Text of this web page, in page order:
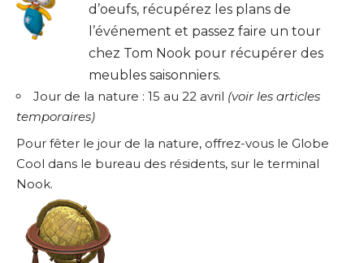
d’oeufs, récupérez les plans de
l’événement et passez faire un tour
chez Tom Nook pour récupérer des
meubles saisonniers.
Jour de la nature : 15 au 22 avril (voir les articles
temporaires)
Pour fêter le jour de la nature, offrez-vous le Globe
Cool dans le bureau des résidents, sur le terminal
Nook.